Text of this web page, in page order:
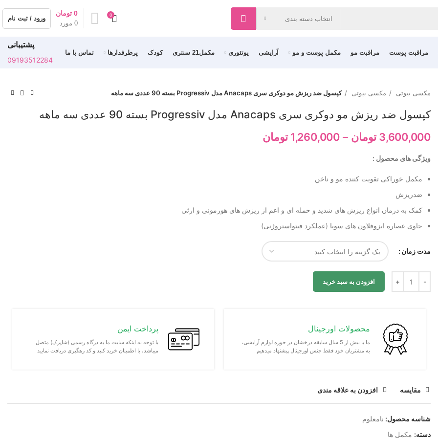
انتخاب دسته بندی 0
0 مورد
0 تومان
ورود / ثبت نام
مراقبت پوست مراقبت مو مکمل پوست و مو آرایشی یوتئوری مکمل21 سنتری کودک پرطرفدارها تماس با ما
پشتیبانی
09193512284
مکسی بیوتی مکسی بیوتی کپسول ضد ریزش مو دوکری سری Anacaps مدل Progressiv بسته 90 عددی سه ماهه
کپسول ضد ریزش مو دوکری سری Anacaps مدل Progressiv بسته 90 عددی سه ماهه
3,600,000 تومان –
1,260,000 تومان
ویژگی های محصول :
مکمل خوراکی تقویت کننده مو و ناخن
ضدریزش
کمک به درمان انواع ریزش های شدید و حمله ای و اعم از ریزش های هورمونی و ارثی
حاوی عصاره ایزوفلاون های سویا (عملکرد فیتواستروژنی)
مدت زمان
افزودن به سبد خرید
محصولات اورجینال
ما با بیش از 5 سال سابقه درخشان در حوزه لوازم آرایشی،
به مشتریان خود فقط جنس اورجینال پیشنهاد میدهیم
پرداخت ایمن
با توجه به اینکه سایت ما به درگاه رسمی (شاپرک) متصل
میباشد، با اطمینان خرید کنید و کد رهگیری دریافت نمایید
مقايسه افزودن به علاقه مندی
شناسه محصول: نامعلوم
دسته: مکمل ها